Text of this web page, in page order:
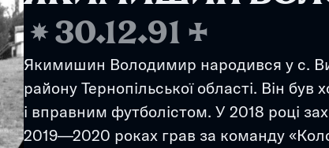
❋30.12.91 ✢
Якимишин Володимир народився у с.
району Тернопільської області. Він
і вправним футболістом. У 2018 році
2019—2020 роках грав за команду